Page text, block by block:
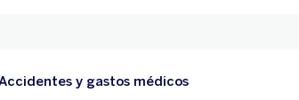
y gastos médicos